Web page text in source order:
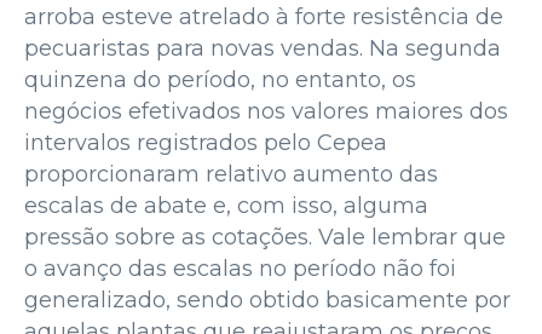
arroba esteve atrelado à forte resistência de
pecuaristas para novas vendas. Na segunda
quinzena do período, no entanto, os
negócios efetivados nos valores maiores dos
intervalos registrados pelo Cepea
proporcionaram relativo aumento das
escalas de abate e, com isso, alguma
pressão sobre as cotações. Vale lembrar que
o avanço das escalas no período não foi
generalizado, sendo obtido basicamente por